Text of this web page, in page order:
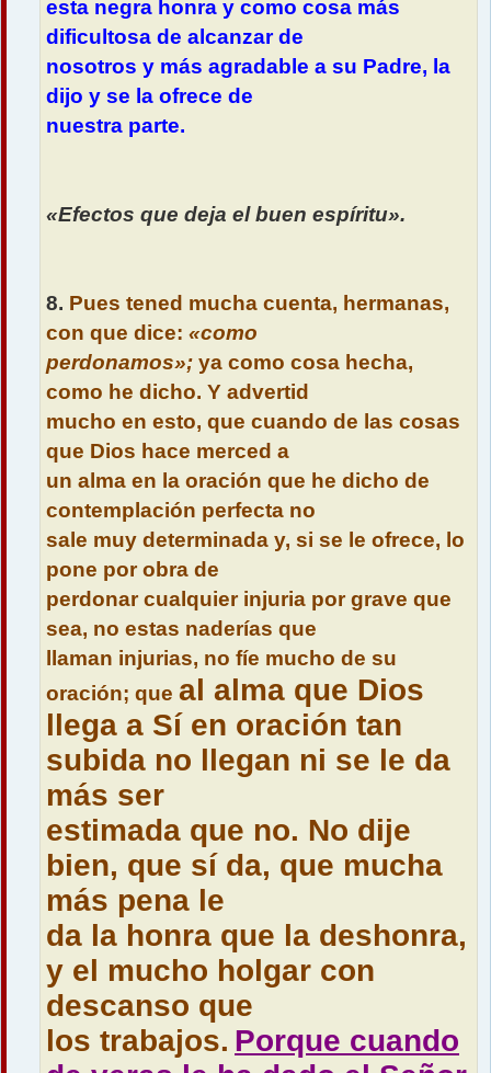
esta negra honra y como cosa más
dificultosa de alcanzar de
nosotros y más agradable a su Padre, la
dijo y se la ofrece de
nuestra parte.
«Efectos que deja el buen espíritu».
8. Pues tened mucha cuenta, hermanas,
con que dice: «como
perdonamos»; ya como cosa hecha,
como he dicho. Y advertid
mucho en esto, que cuando de las cosas
que Dios hace merced a
un alma en la oración que he dicho de
contemplación perfecta no
sale muy determinada y, si se le ofrece, lo
pone por obra de
perdonar cualquier injuria por grave que
sea, no estas naderías que
llaman injurias, no fíe mucho de su
oración; que al alma que Dios
llega a Sí en oración tan
subida no llegan ni se le da
más ser
estimada que no. No dije
bien, que sí da, que mucha
más pena le
da la honra que la deshonra,
y el mucho holgar con
descanso que
los trabajos. Porque cuando